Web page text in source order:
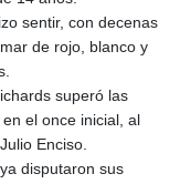
sentir, con decenas
de rojo, blanco y
superó las
el once inicial, al
Enciso.
disputaron sus